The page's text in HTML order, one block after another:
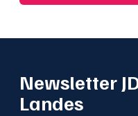
Newsletter
Landes